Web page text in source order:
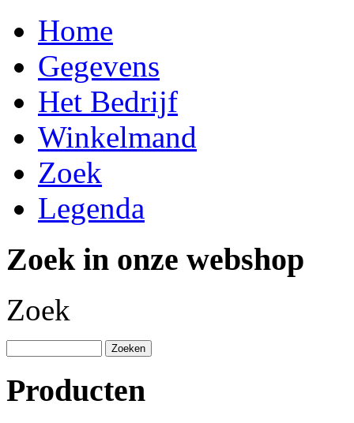
Home
Gegevens
Het Bedrijf
Winkelmand
Zoek
Legenda
Zoek in onze webshop
Zoek
Producten